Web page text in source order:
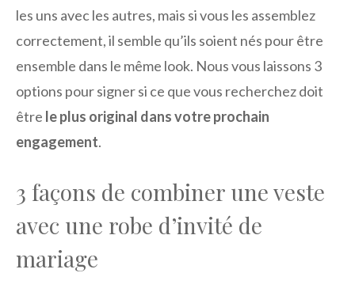
les uns avec les autres, mais si vous les assemblez
correctement, il semble qu’ils soient nés pour être
ensemble dans le même look. Nous vous laissons 3
options pour signer si ce que vous recherchez doit
être le plus original dans votre prochain
engagement.
3 façons de combiner une veste
avec une robe d’invité de
mariage